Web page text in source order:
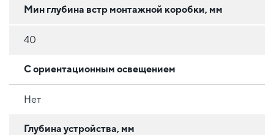
Мин глубина встр монтажной коробки, мм
40
С ориентационным освещением
Нет
Глубина устройства, мм